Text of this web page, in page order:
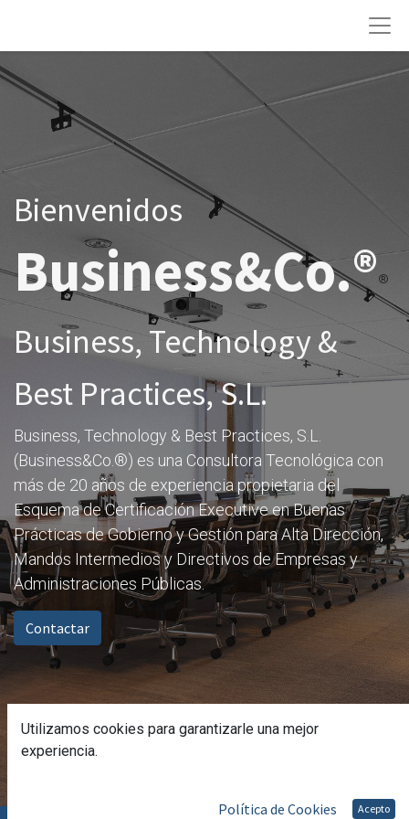
Bienvenidos
Business&Co.®®
Business, Technology &
Best Practices, S.L.
Business, Technology & Best Practices, S.L.
(Business&Co.®) es una Consultora Tecnológica con
más de 20 años de experiencia propietaria del
Esquema de Certificación Executive en Buenas
Prácticas de Gobierno y Gestión para Alta Dirección,
Mandos Intermedios y Directivos de Empresas y
Administraciones Públicas.
Contactar
Utilizamos cookies para garantizarle una mejor
experiencia.
Política de Cookies Acepto